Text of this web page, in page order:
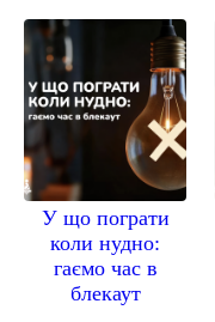
У що пограти
коли нудно:
гаємо час в
блекаут